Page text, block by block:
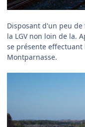
Disposant d'un peu
la LGV non loin de la.
se présente effectuant
Montparnasse.